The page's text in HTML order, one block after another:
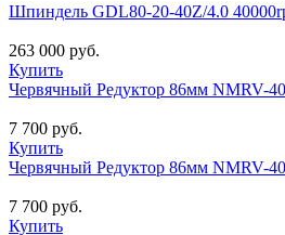
Шпиндель GDL80-20-40Z/4.0
263 000 руб.
Купить
Червячный Редуктор 86мм NMRV-
7 700 руб.
Купить
Червячный Редуктор 86мм NMRV-
7 700 руб.
Купить